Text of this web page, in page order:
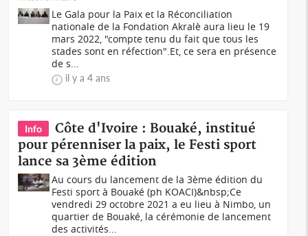
Le Gala pour la Paix et la Réconciliation
nationale de la Fondation Akralè aura lieu le 19
mars 2022, "compte tenu du fait que tous les
stades sont en réfection".Et, ce sera en présence
de s...
il y a 4 ans
Info
Côte d'Ivoire : Bouaké, institué
pour pérenniser la paix, le Festi sport
lance sa 3ème édition
Au cours du lancement de la 3ème édition du
Festi sport à Bouaké (ph KOACI)&nbsp;Ce
vendredi 29 octobre 2021 a eu lieu à Nimbo, un
quartier de Bouaké, la cérémonie de lancement
des activités...